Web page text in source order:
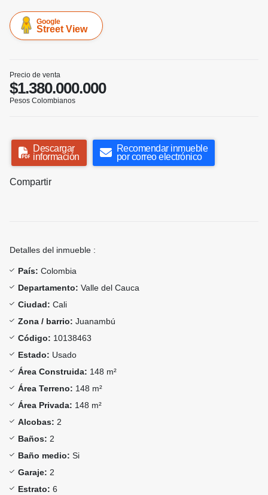
Google
Street View
Precio de venta
$1.380.000.000
Pesos Colombianos
Descargar
información
Recomendar inmueble
por correo electrónico
Compartir
Detalles del inmueble :
País: Colombia
Departamento: Valle del Cauca
Ciudad: Cali
Zona / barrio: Juanambú
Código: 10138463
Estado: Usado
Área Construida: 148 m²
Área Terreno: 148 m²
Área Privada: 148 m²
Alcobas: 2
Baños: 2
Baño medio: Si
Garaje: 2
Estrato: 6